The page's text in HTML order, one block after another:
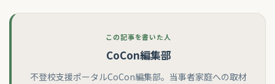
この記事を書いた人
CoCon編集部
不登校支援ポータルCoCon編集部。当事者家庭への取材